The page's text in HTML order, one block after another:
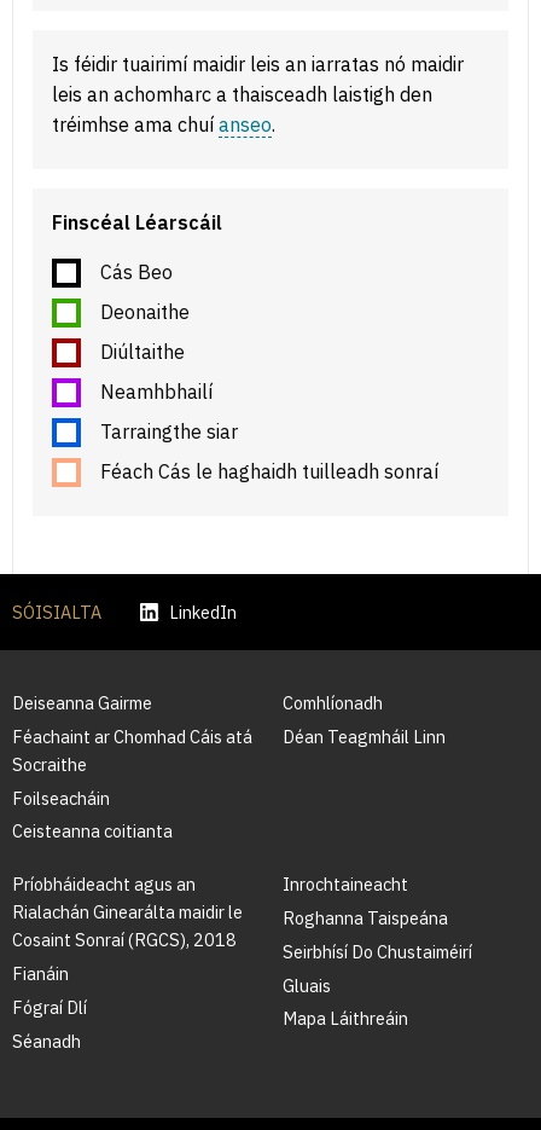
Is féidir tuairimí maidir leis an iarratas nó maidir
leis an achomharc a thaisceadh laistigh den
tréimhse ama chuí anseo.
Finscéal Léarscáil
Cás Beo
Deonaithe
Diúltaithe
Neamhbhailí
Tarraingthe siar
Féach Cás le haghaidh tuilleadh sonraí
SÓISIALTA LinkedIn
Deiseanna Gairme
Féachaint ar Chomhad Cáis atá
Socraithe
Foilseacháin
Ceisteanna coitianta
Comhlíonadh
Déan Teagmháil Linn
Príobháideacht agus an
Rialachán Ginearálta maidir le
Cosaint Sonraí (RGCS), 2018
Fianáin
Fógraí Dlí
Séanadh
Inrochtaineacht
Roghanna Taispeána
Seirbhísí Do Chustaiméirí
Gluais
Mapa Láithreáin